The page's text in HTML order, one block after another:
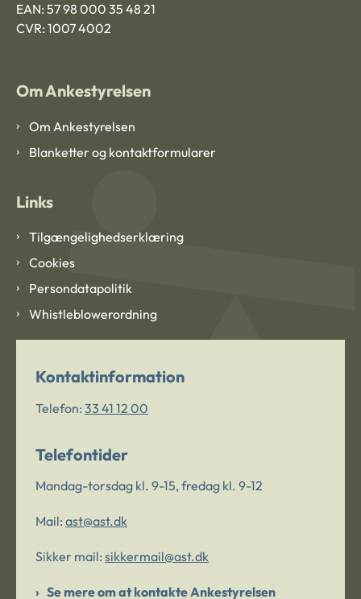
EAN: 57 98 000 35 48 21
CVR: 1007 4002
Om Ankestyrelsen
Om Ankestyrelsen
Blanketter og kontaktformularer
Links
Tilgængelighedserklæring
Cookies
Persondatapolitik
Whistleblowerordning
Kontaktinformation
Telefon: 33 41 12 00
Telefontider
Mandag-torsdag kl. 9-15, fredag kl. 9-12
Mail: ast@ast.dk
Sikker mail: sikkermail@ast.dk
Se mere om at kontakte Ankestyrelsen